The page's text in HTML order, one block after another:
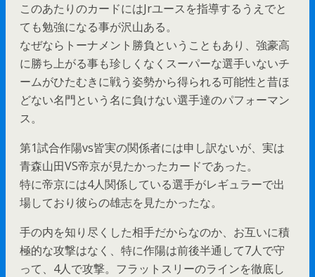
このあたりのカードにはJrユースを指導するうえでと
ても勉強になる事が沢山ある。
なぜならトーナメント勝負ということもあり、強豪高
に勝ち上がる事も珍しくなくスーパーな選手いないチ
ームがひたむきに戦う姿勢から得られる可能性と昔ほ
どない名門という名に負けない選手達のパフォーマン
ス。
第1試合作陽vs皆実の関係者には申し訳ないが、実は
青森山田VS帝京が見たかったカードであった。
特に帝京には4人関係している選手がレギュラーで出
場しており彼らの雄志を見たかったな。
手の内を知り尽くした相手だからなのか、お互いに積
極的な攻撃はなく、特に作陽は前後半通して7人で守
って、4人で攻撃。フラットスリーのラインを徹底し